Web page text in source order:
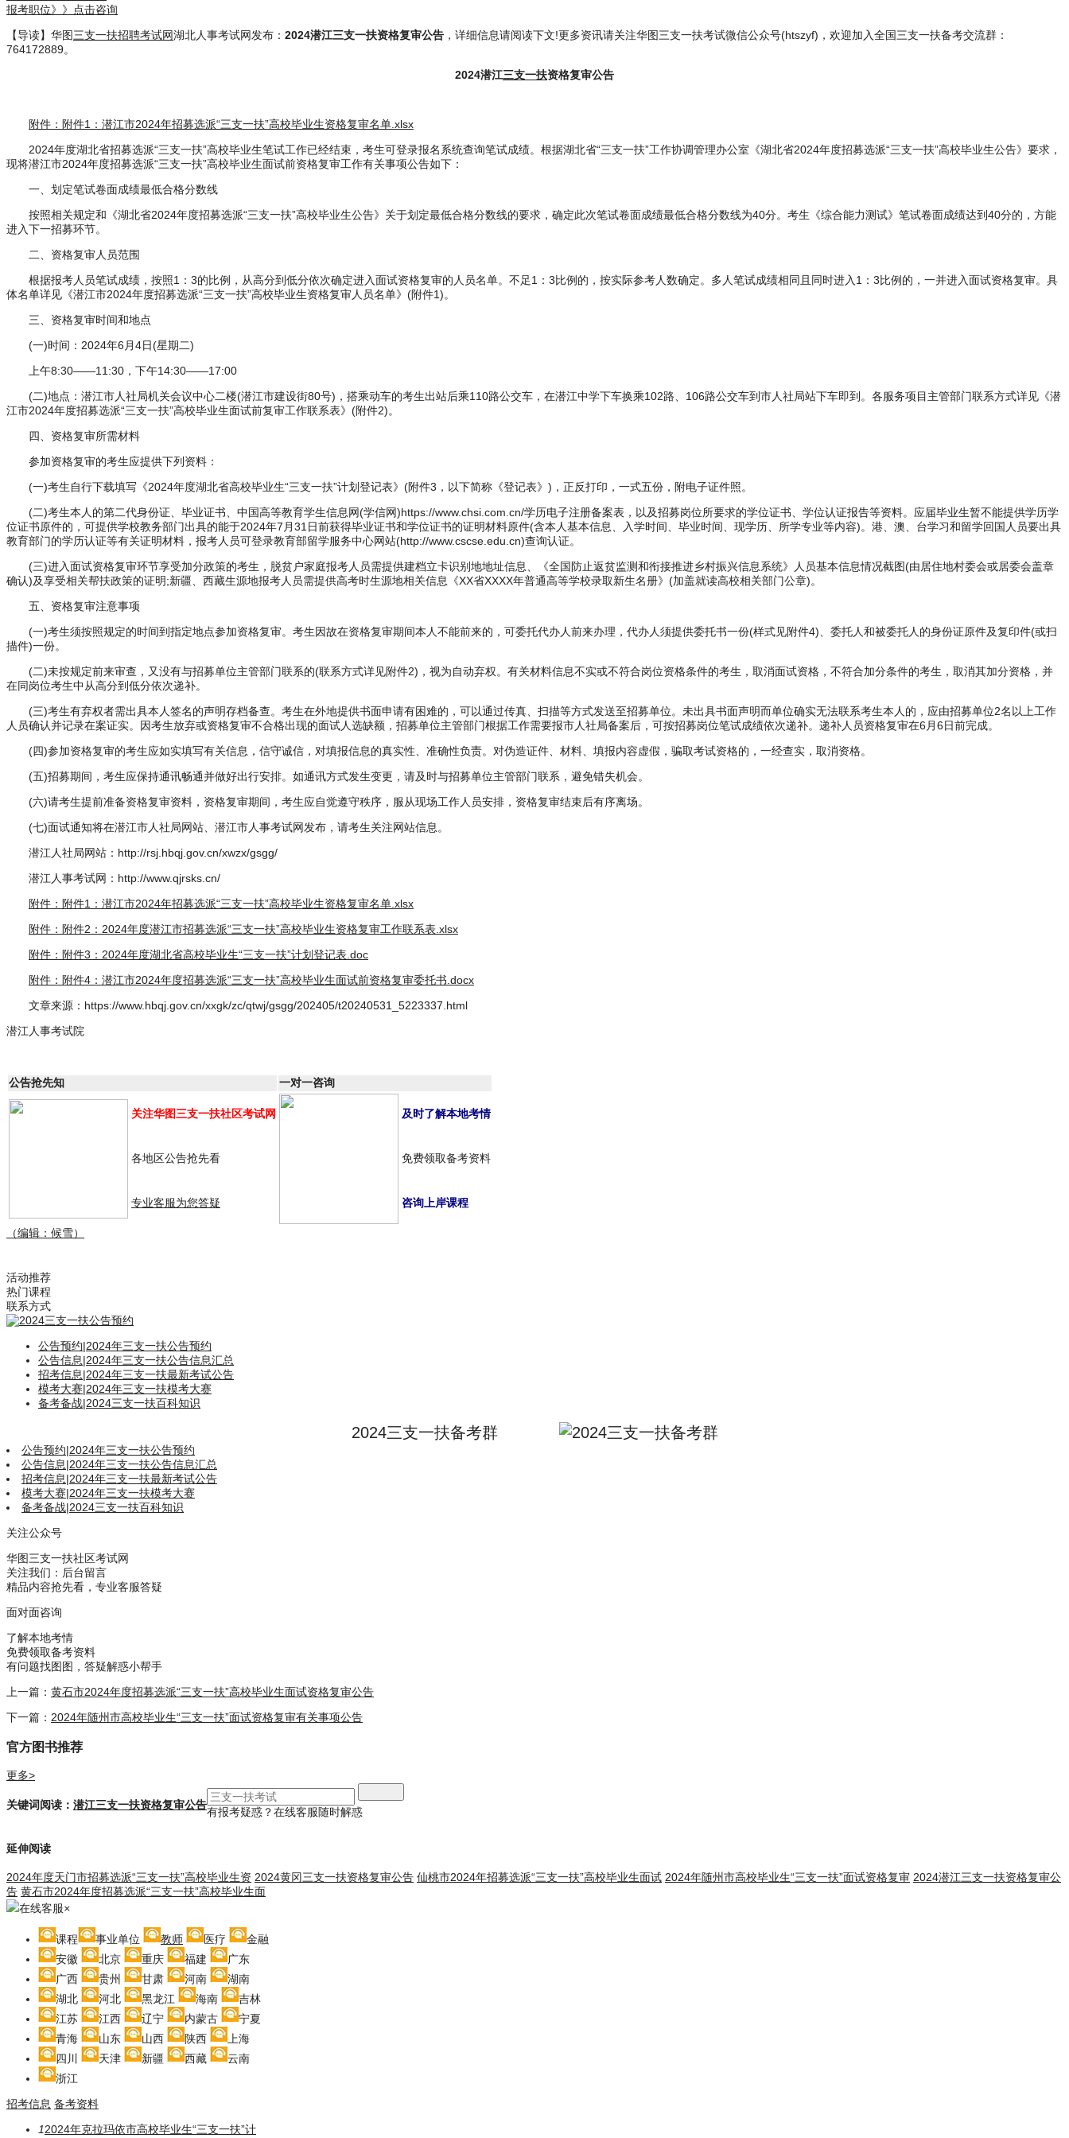
报考职位》》点击咨询
【导读】华图三支一扶招聘考试网湖北人事考试网发布： 2024潜江三支一扶资格复审公告 ，详细信息请阅读下文!更多资讯请关注华图三支一扶考试微信公众号(htszyf)，欢迎加入全国三支一扶备考交流群：
764172889。
2024潜江三支一扶资格复审公告
附件：附件1：潜江市2024年招募选派“三支一扶”高校毕业生资格复审名单.xlsx
2024年度湖北省招募选派“三支一扶”高校毕业生笔试工作已经结束，考生可登录报名系统查询笔试成绩。根据湖北省“三支一扶”工作协调管理办公室《湖北省2024年度招募选派“三支一扶”高校毕业生公告》要求，
现将潜江市2024年度招募选派“三支一扶”高校毕业生面试前资格复审工作有关事项公告如下：
一、划定笔试卷面成绩最低合格分数线
按照相关规定和《湖北省2024年度招募选派“三支一扶”高校毕业生公告》关于划定最低合格分数线的要求，确定此次笔试卷面成绩最低合格分数线为40分。考生《综合能力测试》笔试卷面成绩达到40分的，方能
进入下一招募环节。
二、资格复审人员范围
根据报考人员笔试成绩，按照1：3的比例，从高分到低分依次确定进入面试资格复审的人员名单。不足1：3比例的，按实际参考人数确定。多人笔试成绩相同且同时进入1：3比例的，一并进入面试资格复审。具
体名单详见《潜江市2024年度招募选派“三支一扶”高校毕业生资格复审人员名单》(附件1)。
三、资格复审时间和地点
(一)时间：2024年6月4日(星期二)
上午8:30——11:30，下午14:30——17:00
(二)地点：潜江市人社局机关会议中心二楼(潜江市建设街80号)，搭乘动车的考生出站后乘110路公交车，在潜江中学下车换乘102路、106路公交车到市人社局站下车即到。各服务项目主管部门联系方式详见《潜
江市2024年度招募选派“三支一扶”高校毕业生面试前复审工作联系表》(附件2)。
四、资格复审所需材料
参加资格复审的考生应提供下列资料：
(一)考生自行下载填写《2024年度湖北省高校毕业生“三支一扶”计划登记表》(附件3，以下简称《登记表》)，正反打印，一式五份，附电子证件照。
(二)考生本人的第二代身份证、毕业证书、中国高等教育学生信息网(学信网)https://www.chsi.com.cn/学历电子注册备案表，以及招募岗位所要求的学位证书、学位认证报告等资料。应届毕业生暂不能提供学历学
位证书原件的，可提供学校教务部门出具的能于2024年7月31日前获得毕业证书和学位证书的证明材料原件(含本人基本信息、入学时间、毕业时间、现学历、所学专业等内容)。港、澳、台学习和留学回国人员要出具
教育部门的学历认证等有关证明材料，报考人员可登录教育部留学服务中心网站(http://www.cscse.edu.cn)查询认证。
(三)进入面试资格复审环节享受加分政策的考生，脱贫户家庭报考人员需提供建档立卡识别地地址信息、《全国防止返贫监测和衔接推进乡村振兴信息系统》人员基本信息情况截图(由居住地村委会或居委会盖章
确认)及享受相关帮扶政策的证明;新疆、西藏生源地报考人员需提供高考时生源地相关信息《XX省XXXX年普通高等学校录取新生名册》(加盖就读高校相关部门公章)。
五、资格复审注意事项
(一)考生须按照规定的时间到指定地点参加资格复审。考生因故在资格复审期间本人不能前来的，可委托代办人前来办理，代办人须提供委托书一份(样式见附件4)、委托人和被委托人的身份证原件及复印件(或扫
描件)一份。
(二)未按规定前来审查，又没有与招募单位主管部门联系的(联系方式详见附件2)，视为自动弃权。有关材料信息不实或不符合岗位资格条件的考生，取消面试资格，不符合加分条件的考生，取消其加分资格，并
在同岗位考生中从高分到低分依次递补。
(三)考生有弃权者需出具本人签名的声明存档备查。考生在外地提供书面申请有困难的，可以通过传真、扫描等方式发送至招募单位。未出具书面声明而单位确实无法联系考生本人的，应由招募单位2名以上工作
人员确认并记录在案证实。因考生放弃或资格复审不合格出现的面试人选缺额，招募单位主管部门根据工作需要报市人社局备案后，可按招募岗位笔试成绩依次递补。递补人员资格复审在6月6日前完成。
(四)参加资格复审的考生应如实填写有关信息，信守诚信，对填报信息的真实性、准确性负责。对伪造证件、材料、填报内容虚假，骗取考试资格的，一经查实，取消资格。
(五)招募期间，考生应保持通讯畅通并做好出行安排。如通讯方式发生变更，请及时与招募单位主管部门联系，避免错失机会。
(六)请考生提前准备资格复审资料，资格复审期间，考生应自觉遵守秩序，服从现场工作人员安排，资格复审结束后有序离场。
(七)面试通知将在潜江市人社局网站、潜江市人事考试网发布，请考生关注网站信息。
潜江人社局网站：http://rsj.hbqj.gov.cn/xwzx/gsgg/
潜江人事考试网：http://www.qjrsks.cn/
附件：附件1：潜江市2024年招募选派“三支一扶”高校毕业生资格复审名单.xlsx
附件：附件2：2024年度潜江市招募选派“三支一扶”高校毕业生资格复审工作联系表.xlsx
附件：附件3：2024年度湖北省高校毕业生“三支一扶”计划登记表.doc
附件：附件4：潜江市2024年度招募选派“三支一扶”高校毕业生面试前资格复审委托书.docx
文章来源：https://www.hbqj.gov.cn/xxgk/zc/qtwj/gsgg/202405/t20240531_5223337.html
潜江人事考试院
公告抢先知 一对一咨询
关注华图三支一扶社区考试网 及时了解本地考情
各地区公告抢先看 免费领取备考资料
专业客服为您答疑 咨询上岸课程
（编辑：候雪）
活动推荐
热门课程
联系方式
公告预约|2024年三支一扶公告预约
公告信息|2024年三支一扶公告信息汇总
招考信息|2024年三支一扶最新考试公告
模考大赛|2024年三支一扶模考大赛
备考备战|2024三支一扶百科知识
2024三支一扶备考群
公告预约|2024年三支一扶公告预约
公告信息|2024年三支一扶公告信息汇总
招考信息|2024年三支一扶最新考试公告
模考大赛|2024年三支一扶模考大赛
备考备战|2024三支一扶百科知识
关注公众号
华图三支一扶社区考试网
关注我们：后台留言
精品内容抢先看，专业客服答疑
面对面咨询
了解本地考情
免费领取备考资料
有问题找图图，答疑解惑小帮手
上一篇： 黄石市2024年度招募选派“三支一扶”高校毕业生面试资格复审公告
下一篇： 2024年随州市高校毕业生“三支一扶”面试资格复审有关事项公告
官方图书推荐
更多>
关键词阅读： 潜江三支一扶资格复审公告
延伸阅读
2024年度天门市招募选派“三支一扶”高校毕业生资 2024黄冈三支一扶资格复审公告 仙桃市2024年招募选派“三支一扶”高校毕业生面试 2024年随州市高校毕业生“三支一扶”面试资格复审 2024潜江三支一扶资格复审公
告 黄石市2024年度招募选派“三支一扶”高校毕业生面
有报考疑惑？在线客服随时解惑
在线客服×
课程 事业单位 教师 医疗
金融
安徽
北京 重庆 福建
广东
广西
贵州 甘肃 河南
湖南
湖北
河北 黑龙江 海南
吉林
江苏
江西 辽宁 内蒙古
宁夏
青海
山东 山西 陕西
上海
四川
天津 新疆 西藏
云南
浙江
招考信息 备考资料
12024年克拉玛依市高校毕业生“三支一扶”计